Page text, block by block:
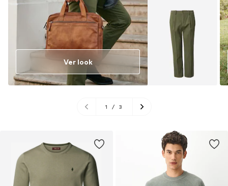
Ver look
1 / 3